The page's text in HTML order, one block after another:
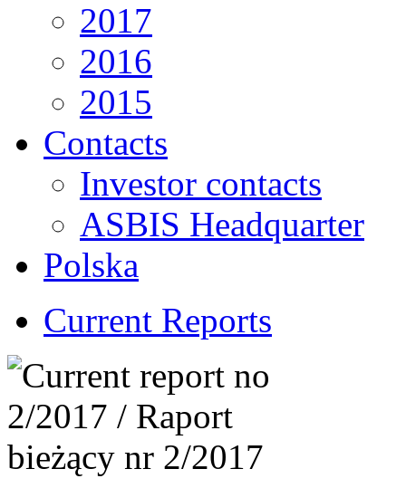
2017
2016
2015
Contacts
Investor contacts
ASBIS Headquarter
Polska
Current Reports